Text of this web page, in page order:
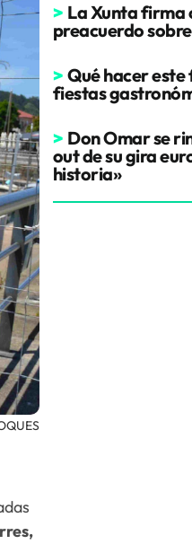
> La Xunta firma
preacuerdo
> Qué hacer este
fiestas
> Don Omar se
out de su gira
historia»